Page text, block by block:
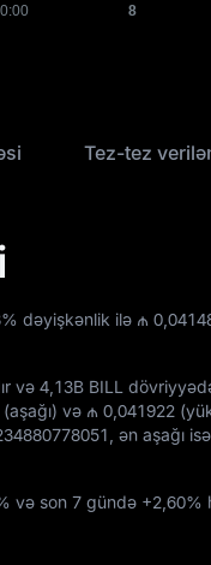
Tez-tez
dəyişkənlik ilə ₼
və 4,13B BILL
(aşağı) və ₼ 0,041922
, ən aşağı isə
və son 7 gündə +2,60%